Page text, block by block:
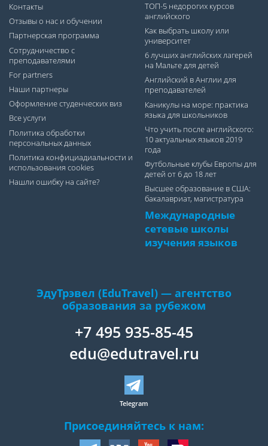
Контакты
Отзывы о нас и обучении
Партнерская программа
Сотрудничество с
преподавателями
For partners
Наши партнеры
Оформление студенческих виз
Все услуги
Политика обработки
персональных данных
Политика конфициадиальности и
использования cookies
Нашли ошибку на сайте?
ТОП-5 недорогих курсов
английского
Как выбрать школу или
университет
6 лучших английских лагерей
на Мальте для детей
Английский в Англии для
преподавателей
Каникулы на море: практика
языка для школьников
Что учить после английского:
10 актуальных языков 2019
года
Футбольные клубы Европы для
детей от 6 до 18 лет
Высшее образование в США:
бакалавриат, магистратура
Международные
сетевые школы
изучения языков
ЭдуТрэвел (EduTravel) — агентство
образования за рубежом
+7 495 935-85-45
edu@edutravel.ru
Telegram
Присоединяйтесь к нам: